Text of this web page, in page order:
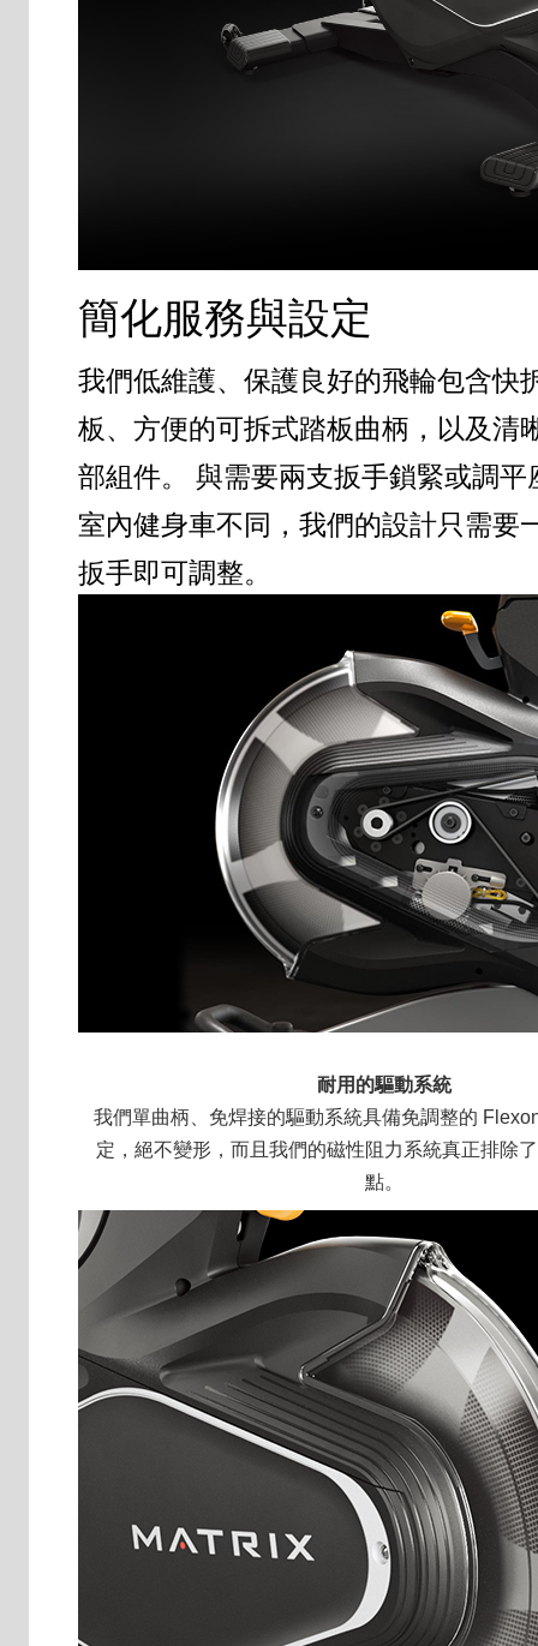
簡化服務與設定
我們低維護、保護良好的飛輪包含快
板、方便的可拆式踏板曲柄，以及清
部組件。 與需要兩支扳手鎖緊或調平
室內健身車不同，我們的設計只需要
扳手即可調整。
耐用的驅動系統
我們單曲柄、免焊接的驅動系統具備免調整的
定，絕不變形，而且我們的磁性阻力系統真正排除
點。